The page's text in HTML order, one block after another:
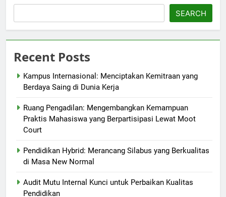
SEARCH
Recent Posts
Kampus Internasional: Menciptakan Kemitraan yang
Berdaya Saing di Dunia Kerja
Ruang Pengadilan: Mengembangkan Kemampuan
Praktis Mahasiswa yang Berpartisipasi Lewat Moot
Court
Pendidikan Hybrid: Merancang Silabus yang Berkualitas
di Masa New Normal
Audit Mutu Internal Kunci untuk Perbaikan Kualitas
Pendidikan